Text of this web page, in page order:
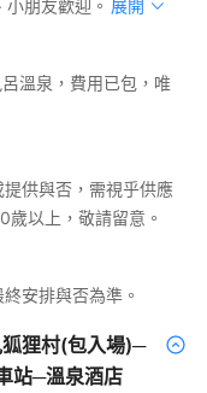
朋友歡迎。 展開
溫泉，費用已包，唯
供與否，需視乎供應
歲以上，敬請留意。
安排與否為準。
狸村(包入場)─
站─溫泉酒店